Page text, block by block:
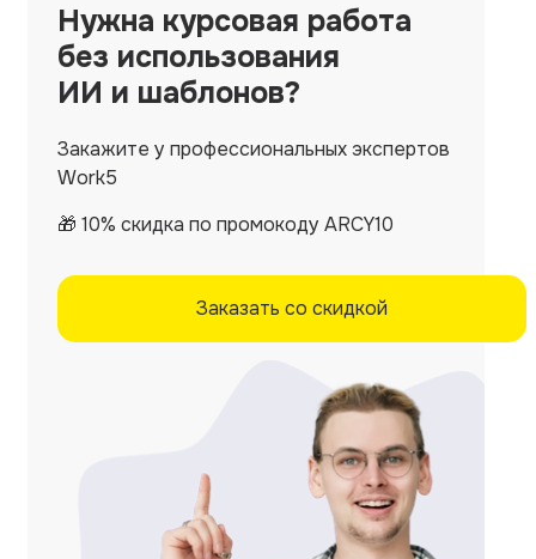
Нужна курсовая работа
без использования
ИИ и шаблонов?
Закажите у профессиональных экспертов
Work5
🎁 10% скидка по промокоду ARCY10
Заказать со скидкой